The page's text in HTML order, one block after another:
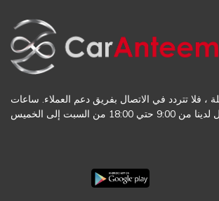
، فلا تتردد في الاتصال بفريق دعم العملاء. ساعات
حتي 18:00 من السبت إلى الخميس